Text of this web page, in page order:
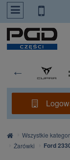
PrzejdzDoTresci
Strona
główna
Wszystkie
Żarówki
Ford